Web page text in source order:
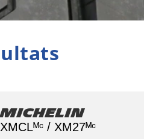
Michelin
XMCLᴹᶜ / XM27ᴹᶜ